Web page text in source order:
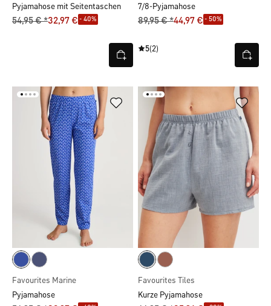
Pyjamahose mit Seitentaschen
54,95 € *32,97 € - 40%
7/8-Pyjamahose
89,95 € *44,97 € - 50%
5(2)
Favourites Marine
Pyjamahose
Favourites Tiles
Kurze Pyjamahose